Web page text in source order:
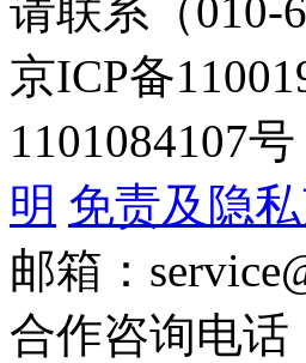
请联系（010-
京ICP备
1101084107
明 免责及隐
邮箱：
合作咨询电话